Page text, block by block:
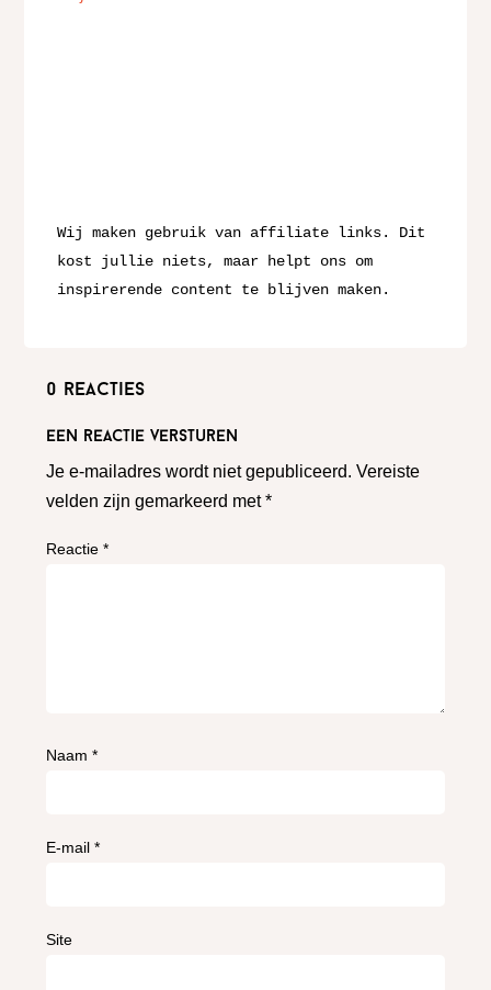
Wij maken gebruik van affiliate links. Dit
kost jullie niets, maar helpt ons om
inspirerende content te blijven maken.
0 reacties
Een reactie versturen
Je e-mailadres wordt niet gepubliceerd. Vereiste
velden zijn gemarkeerd met*
Reactie*
Naam*
E-mail*
Site